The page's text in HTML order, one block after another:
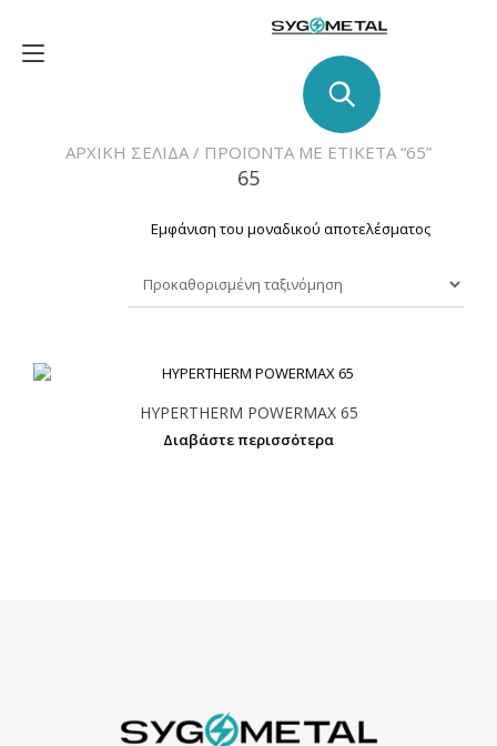
contentToggle
ΑΡΧΙΚΉ ΣΕΛΊΔΑ/ ΠΡΟΪΌΝΤΑ ΜΕ ΕΤΙΚΈΤΑ “65”
65
Εμφάνιση του μοναδικού αποτελέσματος
HYPERTHERM POWERMAX 65
Διαβάστε περισσότερα